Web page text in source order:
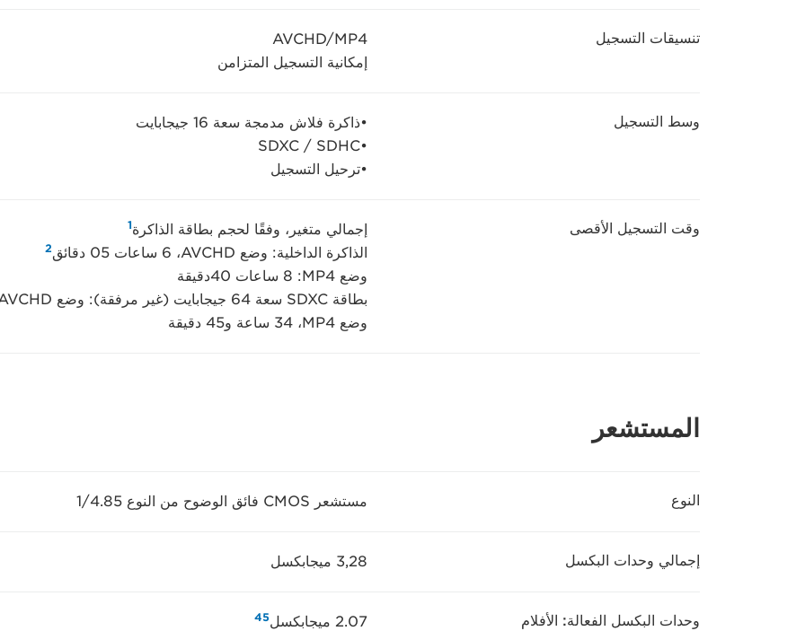
تنسيقات التسجيل
AVCHD/MP4
إمكانية التسجيل المتزامن
وسط التسجيل
•ذاكرة فلاش مدمجة سعة 16 جيجابايت
•SDXC / SDHC
•ترحيل التسجيل
وقت التسجيل الأقصى إجمالي متغير، وفقًا لحجم بطاقة الذاكرة1
الذاكرة الداخلية: وضع AVCHD‏، 6 ساعات 05 دقائق 2
وضع MP4‏: 8 ساعات 40دقيقة
بطاقة SDXC سعة 64 جيجابايت (غير مرفقة): وضع AVCHD، ‏24 ساعة 30 دقيقة
وضع MP4،‏ 34 ساعة و45 دقيقة
المستشعر
النوع مستشعر CMOS فائق الوضوح من النوع 1/4.85
إجمالي وحدات البكسل 3,28 ميجابكسل
وحدات البكسل الفعالة: الأفلام 2.07 ميجابكسل 45